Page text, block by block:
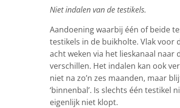
Niet indalen van de testikels.
Aandoening waarbij één of beide
testikels in de buikholte. Vlak voor
acht weken via het lieskanaal naar
verschillen. Het indalen kan ook
niet na zo’n zes maanden, maar
‘binnenbal’. Is slechts één testikel
eigenlijk niet klopt.